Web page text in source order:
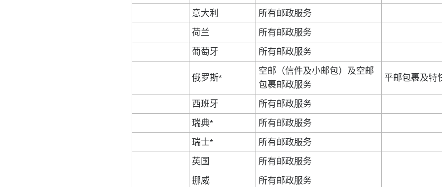
意大利
所有邮政服务
荷兰
所有邮政服务
葡萄牙
所有邮政服务
俄罗斯*
空邮（信件及小邮包）及空邮
包裹邮政服务
平邮包裹及特
西班牙
所有邮政服务
瑞典*
所有邮政服务
瑞士*
所有邮政服务
英国
所有邮政服务
挪威
所有邮政服务